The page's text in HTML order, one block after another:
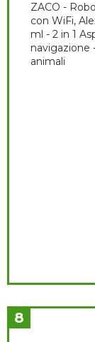
ZACO -
con WiFi,
ml - 2 in 1
navigazione
animali
8